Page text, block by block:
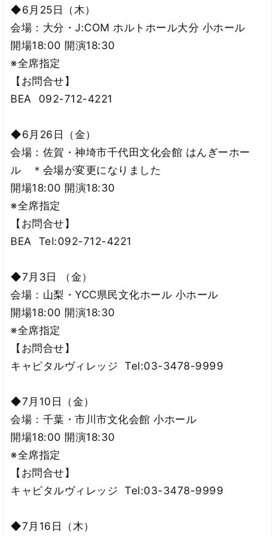
◆6月25日（木）
会場：大分・J:COM ホルトホール大分 小ホール
開場18:00 開演18:30
※全席指定
【お問合せ】
BEA 092-712-4221
◆6月26日（金）
会場：佐賀・神埼市千代田文化会館 はんぎーホー
ル ＊会場が変更になりました
開場18:00 開演18:30
※全席指定
【お問合せ】
BEA Tel:092-712-4221
◆7月3日 （金）
会場：山梨・YCC県民文化ホール 小ホール
開場18:00 開演18:30
※全席指定
【お問合せ】
キャピタルヴィレッジ Tel:03-3478-9999
◆7月10日（金）
会場：千葉・市川市文化会館 小ホール
開場18:00 開演18:30
※全席指定
【お問合せ】
キャピタルヴィレッジ Tel:03-3478-9999
◆7月16日（木）